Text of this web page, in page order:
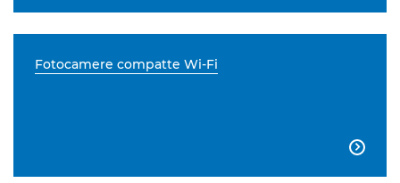
Fotocamere compatte Wi-Fi
